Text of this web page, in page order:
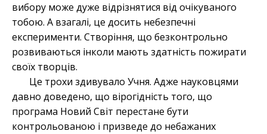
вибору може дуже відрізнятися від очікуваного
тобою. А взагалі, це досить небезпечні
експерименти. Створіння, що безконтрольно
розвиваються інколи мають здатність пожирати
своїх творців.
Це трохи здивувало Учня. Адже науковцями
давно доведено, що вірогідність того, що
програма Новий Світ перестане бути
контрольованою і призведе до небажаних